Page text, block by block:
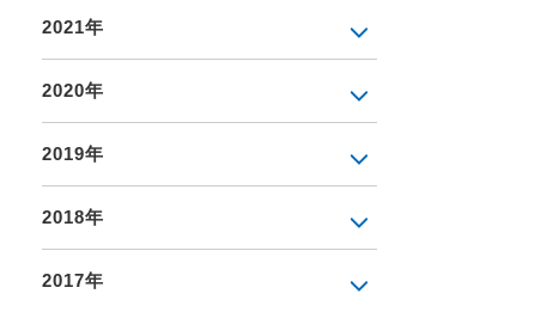
2021年
2020年
2019年
2018年
2017年